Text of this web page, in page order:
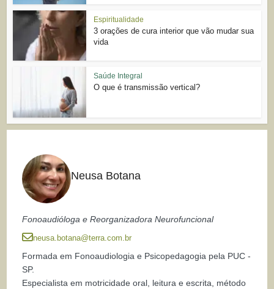
Espiritualidade
3 orações de cura interior que vão mudar sua
vida
Saúde Integral
O que é transmissão vertical?
Neusa Botana
Fonoaudióloga e Reorganizadora Neurofuncional
neusa.botana@terra.com.br
Formada em Fonoaudiologia e Psicopedagogia pela PUC -
SP.
Especialista em motricidade oral, leitura e escrita, método